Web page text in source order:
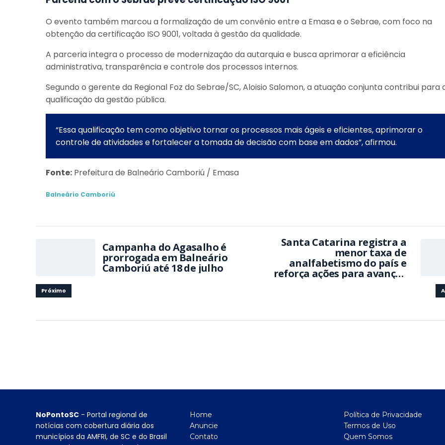
O evento também marcou a formalização de um convênio entre a Emasa e o Sebrae, com foco na
obtenção da certificação ISO 9001, voltada à gestão da qualidade.
A parceria integra o processo de modernização da autarquia e busca aprimorar a eficiência
administrativa, transparência e controle dos processos internos.
Segundo o gerente da Regional Foz do Sebrae/SC, Aloisio Salomon, a atuação conjunta contribui para
qualificação da gestão pública.
“Essa qualificação tem como objetivo tornar os processos mais ágeis e eficientes, aprimorar o
controle de atividades e fortalecer a tomada de decisão com base em dados”, afirmou.
Fonte: Prefeitura de Balneário Camboriú / Emasa
Balneário Camboriú
Campanha do Agasalho é
prorrogada em Balneário
Camboriú até 18 de julho
Próximo
Santa Catarina registra a
menor taxa de
analfabetismo do país e
reforça ações para avançar
NoPontoSC - Portal regional de
notícias com cobertura diária dos
municípios da AMFRI, de SC e do Brasil
Home
Anuncie
Contato
Política de Privacidade
Termos de Uso
Quem Somos